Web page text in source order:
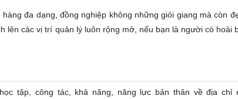
đa dạng, đồng nghiệp không những giỏi giang mà còn
lên các vị trí quản lý luôn rộng mở, nếu bạn là người có hoài
tập, công tác, khả năng, năng lực bản thân về địa chỉ